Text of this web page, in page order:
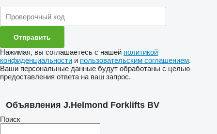
Нажимая, вы соглашаетесь с нашей политикой
конфиденциальности и пользовательским соглашением.
Ваши персональные данные будут обработаны с целью
предоставления ответа на ваш запрос.
Объявления J.Helmond Forklifts BV
Поиск